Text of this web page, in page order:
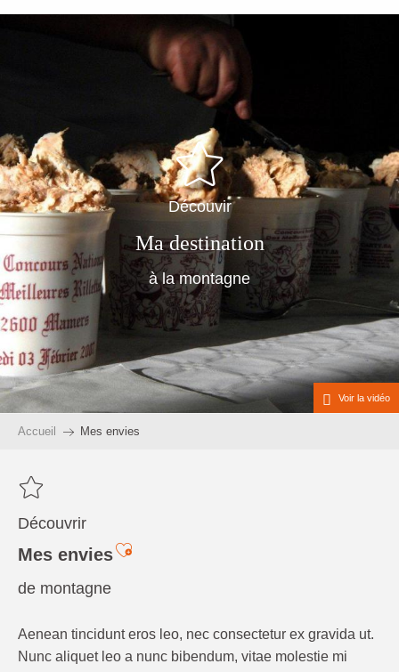
Découvir
Ma destination
à la montagne
Voir la vidéo
Accueil Mes envies
Découvrir
Mes enviesAjouter aux favoris
de montagne
Aenean tincidunt eros leo, nec consectetur ex gravida ut.
Nunc aliquet leo a nunc bibendum, vitae molestie mi